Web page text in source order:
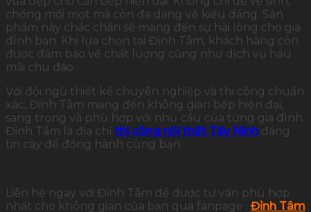
chống mối mọt mà còn đa dạng về kiểu dáng. Sản
phẩm này chắc chắn sẽ mang đến sự hài lòng cho gia
đình bạn. Khi lựa chọn tại Đỉnh Tâm, khách hàng còn
được đảm bảo về chất lượng cũng như dịch vụ hậu
mãi chu đáo.
Với đội ngũ thiết kế chuyên nghiệp và thi công chuẩn
xác, Đỉnh Tâm mang đến không gian bếp hiện đại,
sang trọng và phù hợp với nhu cầu của từng gia đình.
Đỉnh Tâm là địa chỉ thi công nội thất Tây Ninh đáng
tin cậy để đồng hành cùng bạn.
Liên hệ ngay với Đỉnh Tâm để được tư vấn phù hợp
nhất cho không gian của bạn qua fanpage : Đỉnh Tâm